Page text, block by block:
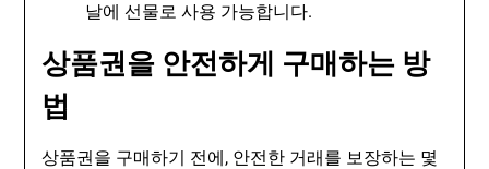
날에 선물로 사용 가능합니다.
상품권을 안전하게 구매하는 방
법
상품권을 구매하기 전에, 안전한 거래를 보장하는 몇